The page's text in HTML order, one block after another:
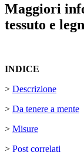
Maggiori
tessuto e
INDICE
> Descrizione
> Da tenere a mente
> Misure
> Post correlati